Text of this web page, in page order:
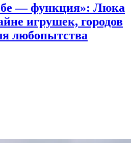
— функция»: Люка
игрушек, городов
любопытства